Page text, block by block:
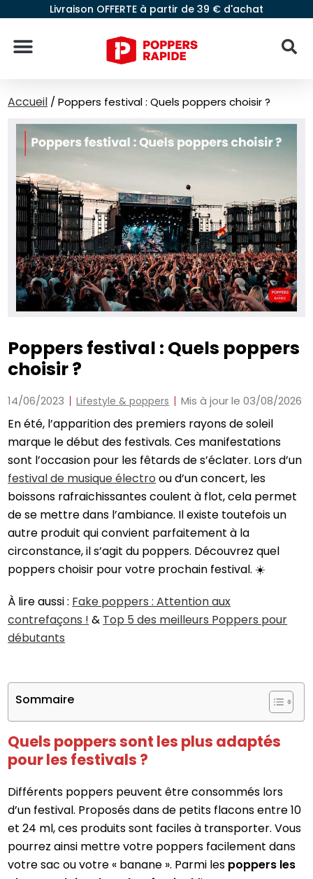
Livraison OFFERTE à partir de 39 € d'achat
Accueil /Poppers festival : Quels poppers choisir ?
Poppers festival : Quels poppers
choisir ?
14/06/2023 Lifestyle & poppers Mis à jour le 03/08/2026
En été, l’apparition des premiers rayons de soleil
marque le début des festivals. Ces manifestations
sont l’occasion pour les fêtards de s’éclater. Lors d’un
festival de musique électro ou d’un concert, les
boissons rafraichissantes coulent à flot, cela permet
de se mettre dans l’ambiance. Il existe toutefois un
autre produit qui convient parfaitement à la
circonstance, il s’agit du poppers. Découvrez quel
poppers choisir pour votre prochain festival. ☀️
À lire aussi : Fake poppers : Attention aux
contrefaçons ! & Top 5 des meilleurs Poppers pour
débutants
Sommaire
Quels poppers sont les plus adaptés
pour les festivals ?
Différents poppers peuvent être consommés lors
d’un festival. Proposés dans de petits flacons entre 10
et 24 ml, ces produits sont faciles à transporter. Vous
pourrez ainsi mettre votre poppers facilement dans
votre sac ou votre « banane ». Parmi les poppers les